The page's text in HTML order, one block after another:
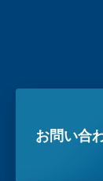
お問い合